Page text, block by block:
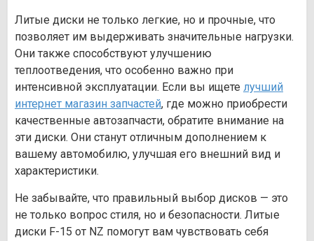
Литые диски не только легкие, но и прочные, что
позволяет им выдерживать значительные нагрузки.
Они также способствуют улучшению
теплоотведения, что особенно важно при
интенсивной эксплуатации. Если вы ищете лучший
интернет магазин запчастей, где можно приобрести
качественные автозапчасти, обратите внимание на
эти диски. Они станут отличным дополнением к
вашему автомобилю, улучшая его внешний вид и
характеристики.
Не забывайте, что правильный выбор дисков — это
не только вопрос стиля, но и безопасности. Литые
диски F-15 от NZ помогут вам чувствовать себя